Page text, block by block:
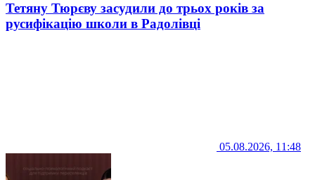
Тетяну Тюрєву засудили до трьох років за
русифікацію школи в Радолівці
05.08.2026, 11:48